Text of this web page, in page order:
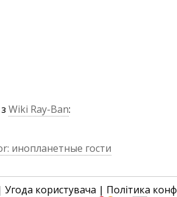
Wiki Ray-Ban:
инопланетные гости
Угода користувача | Політика